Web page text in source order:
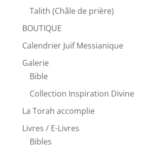
Talith (Châle de prière)
BOUTIQUE
Calendrier Juif Messianique
Galerie
Bible
Collection Inspiration Divine
La Torah accomplie
Livres / E-Livres
Bibles